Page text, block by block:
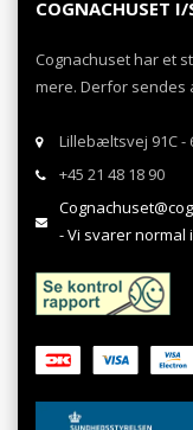
COGNACHUSET
Cognachuset har et
mere. Derfor sendes
Lillebæltsvej 91C -
+45 21 48 18 90
- Vi svarer